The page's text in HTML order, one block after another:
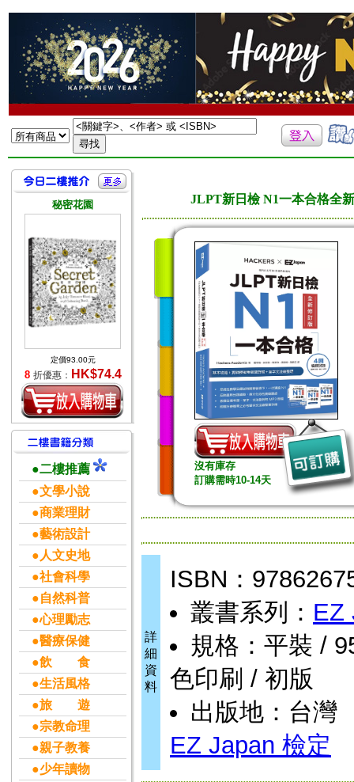
秘密花園
定價93.00元
8 折優惠： HK$74.4
●二樓推薦
●文學小說
●商業理財
●藝術設計
●人文史地
●社會科學
●自然科普
●心理勵志
●醫療保健
●飲 食
●生活風格
●旅 遊
●宗教命理
●親子教養
●少年讀物
JLPT新日檢 N1一本合格全
沒有庫存
訂購需時10-14天
詳
細
資
料
ISBN：
叢書系列： EZ
規格：平裝 /
色印刷 / 初版
出版地：台灣
EZ Japan 檢定